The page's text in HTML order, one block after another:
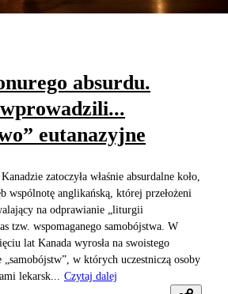
absurdu.
eutanazyjne
zatoczyła właśnie absurdalne koło,
wspólnotę anglikańską, której przełożeni
na odprawianie „liturgii
tzw. wspomaganego samobójstwa. W
lat Kanada wyrosła na swoistego
„samobójstw”, w których uczestniczą osoby
lekarsk...
Czytaj dalej